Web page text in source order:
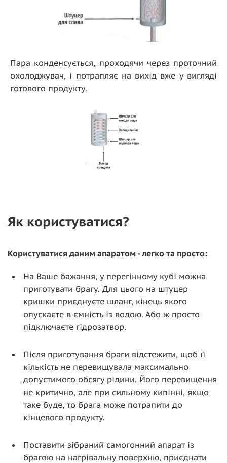
Пара конденсується, проходячи через проточний
охолоджувач, і потрапляє на вихід вже у вигляді
готового продукту.
Як користуватися?
Користуватися даним апаратом - легко та просто:
На Ваше бажання, у перегінному кубі можна
приготувати брагу. Для цього на штуцер
кришки приєднуєте шланг, кінець якого
опускаєте в ємність із водою. Або ж просто
підключаєте гідрозатвор.
Після приготування браги відстежити, щоб її
кількість не перевищувала максимально
допустимого обсягу рідини. Його перевищення
не критично, але при сильному кипінні, якщо
таке буде, то брага може потрапити до
кінцевого продукту.
Поставити зібраний самогонний апарат із
брагою на нагрівальну поверхню, приєднати